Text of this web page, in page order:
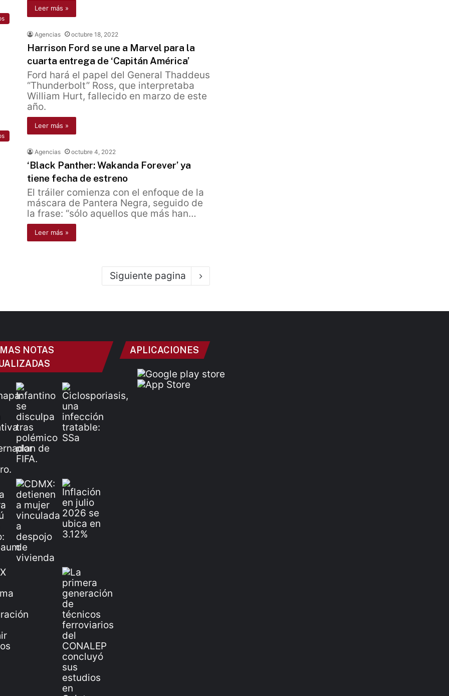
Leer más »
Agencias octubre 18, 2022
Harrison Ford se une a Marvel para la
cuarta entrega de ‘Capitán América’
Ford hará el papel del General Thaddeus
“Thunderbolt” Ross, que interpretaba
William Hurt, fallecido en marzo de este
año.
Leer más »
Agencias octubre 4, 2022
‘Black Panther: Wakanda Forever’ ya
tiene fecha de estreno
El tráiler comienza con el enfoque de la
máscara de Pantera Negra, seguido de
la frase: “sólo aquellos que más han…
Leer más »
Siguiente pagina
NOTAS
APLICACIONES